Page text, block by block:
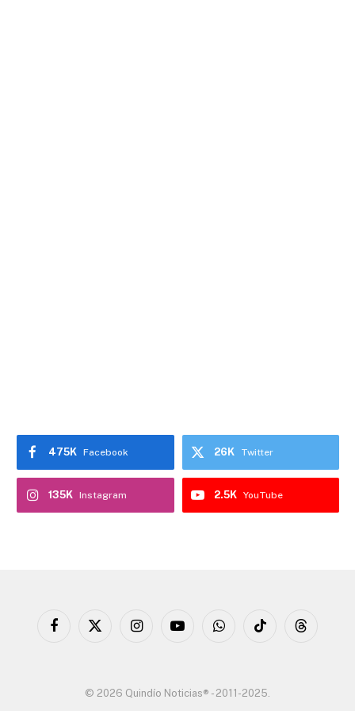
Facebook
475K Twitter
26K
Instagram
135K YouTube
2.5K
Facebook
X
InstagramYouTubeWhatsAppTikTok Threads
© 2026 Quindío Noticias® - 2011-2025.